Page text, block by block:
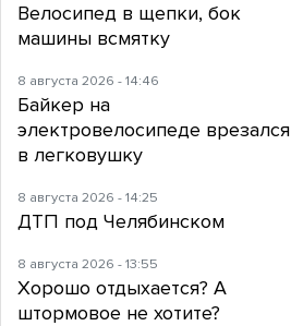
Велосипед в щепки, бок
машины всмятку
8 августа 2026 - 14:46
Байкер на
электровелосипеде врезался
в легковушку
8 августа 2026 - 14:25
ДТП под Челябинском
8 августа 2026 - 13:55
Хорошо отдыхается? А
штормовое не хотите?